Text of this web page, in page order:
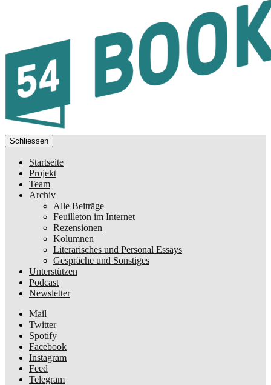
Schliessen
Startseite
Projekt
Team
Archiv
Alle Beiträge
Feuilleton im Internet
Rezensionen
Kolumnen
Literarisches und Personal Essays
Gespräche und Sonstiges
Unterstützen
Podcast
Newsletter
Mail
Twitter
Spotify
Facebook
Instagram
Feed
Telegram